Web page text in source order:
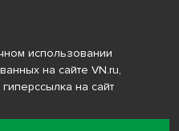
использовании
на сайте VN.ru,
на сайт